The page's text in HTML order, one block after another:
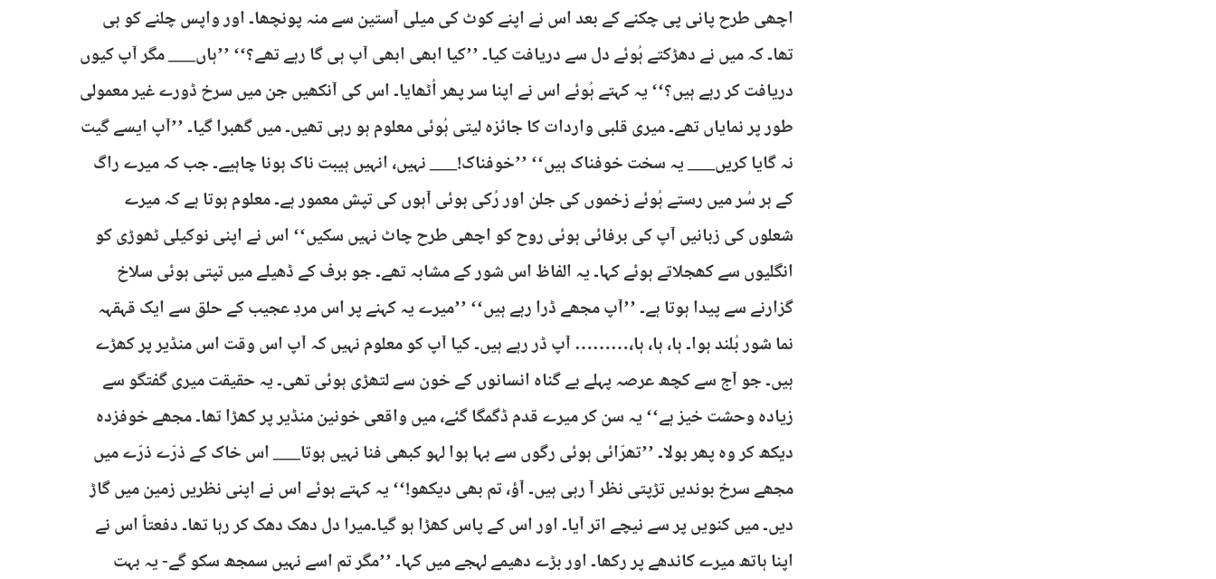
اچھی طرح پانی پی چکنے کے بعد اس نے اپنے کوٹ کی میلی آستین سے منہ پونچھا۔ اور واپس چلنے کو ہی
تھا۔ کہ میں نے دھڑکتے ہُوئے دل سے دریافت کیا۔ ’’کیا ابھی ابھی آپ ہی گا رہے تھے؟‘‘ ’’ہاں___ مگر آپ کیوں
دریافت کر رہے ہیں؟‘‘ یہ کہتے ہُوئے اس نے اپنا سر پھر اُٹھایا۔ اس کی آنکھیں جن میں سرخ ڈورے غیر معمولی
طور پر نمایاں تھے۔ میری قلبی واردات کا جائزہ لیتی ہُوئی معلوم ہو رہی تھیں۔ میں گھبرا گیا۔ ’’آپ ایسے گیت
نہ گایا کریں___ یہ سخت خوفناک ہیں‘‘ ’’خوفناک!___ نہیں، انہیں ہیبت ناک ہونا چاہیے۔ جب کہ میرے راگ
کے ہر سُر میں رستے ہُوئے زخموں کی جلن اور رُکی ہوئی آہوں کی تپش معمور ہے۔ معلوم ہوتا ہے کہ میرے
شعلوں کی زبانیں آپ کی برفائی ہوئی روح کو اچھی طرح چاٹ نہیں سکیں‘‘ اس نے اپنی نوکیلی ٹھوڑی کو
انگلیوں سے کھجلاتے ہوئے کہا۔ یہ الفاظ اس شور کے مشابہ تھے۔ جو برف کے ڈھیلے میں تپتی ہوئی سلاخ
گزارنے سے پیدا ہوتا ہے۔ ’’آپ مجھے ڈرا رہے ہیں‘‘ ’’میرے یہ کہنے پر اس مردِ عجیب کے حلق سے ایک قہقہہ
نما شور بُلند ہوا۔ ہا، ہا، ہا،……… آپ ڈر رہے ہیں۔ کیا آپ کو معلوم نہیں کہ آپ اس وقت اس منڈیر پر کھڑے
ہیں۔ جو آج سے کچھ عرصہ پہلے بے گناہ انسانوں کے خون سے لتھڑی ہوئی تھی۔ یہ حقیقت میری گفتگو سے
زیادہ وحشت خیز ہے‘‘ یہ سن کر میرے قدم ڈگمگا گئے، میں واقعی خونین منڈیر پر کھڑا تھا۔ مجھے خوفزدہ
دیکھ کر وہ پھر بولا۔ ’’تھرّائی ہوئی رگوں سے بہا ہوا لہو کبھی فنا نہیں ہوتا___ اس خاک کے ذرّے ذرّے میں
مجھے سرخ بوندیں تڑپتی نظر آ رہی ہیں۔ آؤ، تم بھی دیکھو!‘‘ یہ کہتے ہوئے اس نے اپنی نظریں زمین میں گاڑ
دیں۔ میں کنویں پر سے نیچے اتر آیا۔ اور اس کے پاس کھڑا ہو گیا۔میرا دل دھک دھک کر رہا تھا۔ دفعتاً اس نے
اپنا ہاتھ میرے کاندھے پر رکھا۔ اور بڑے دھیمے لہجے میں کہا۔ ’’مگر تم اسے نہیں سمجھ سکو گے- یہ بہت